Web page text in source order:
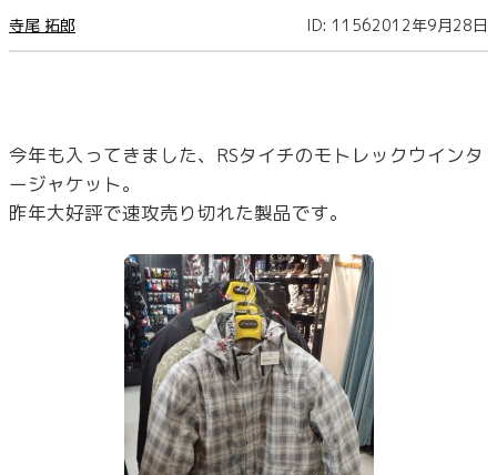
寺尾 拓郎 ID: 11562012年9月28日
今年も入ってきました、RSタイチのモトレックウインタ
ージャケット。
昨年大好評で速攻売り切れた製品です。